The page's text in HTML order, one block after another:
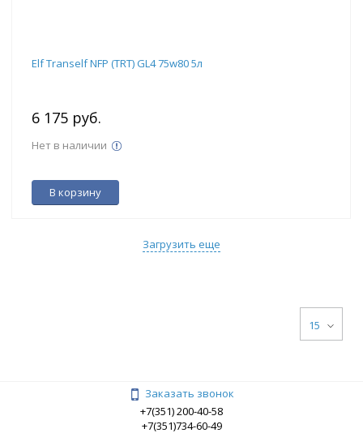
Elf Tranself NFP (TRT) GL4 75w80 5л
6 175 руб.
Нет в наличии
В корзину
Загрузить еще
15
Заказать звонок
+7(351) 200-40-58
+7(351)734-60-49